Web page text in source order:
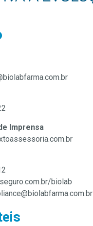
Imprensa
biolab